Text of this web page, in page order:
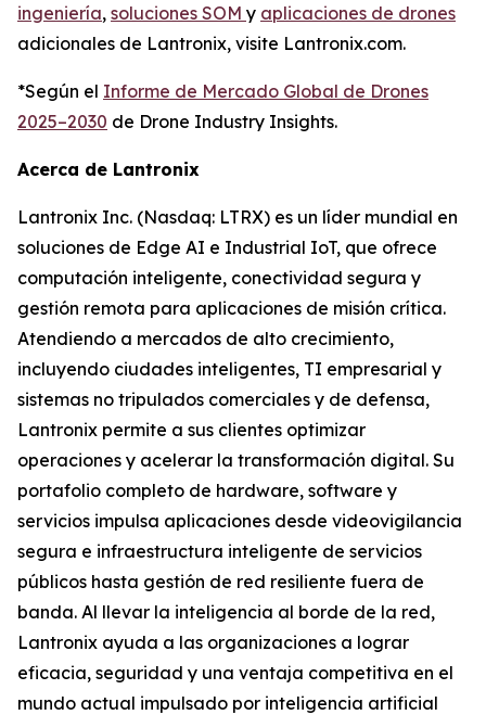
ingeniería, soluciones SOM y aplicaciones de drones
adicionales de Lantronix, visite Lantronix.com.
*Según el Informe de Mercado Global de Drones
2025–2030 de Drone Industry Insights.
Acerca de Lantronix
Lantronix Inc. (Nasdaq: LTRX) es un líder mundial en
soluciones de Edge AI e Industrial IoT, que ofrece
computación inteligente, conectividad segura y
gestión remota para aplicaciones de misión crítica.
Atendiendo a mercados de alto crecimiento,
incluyendo ciudades inteligentes, TI empresarial y
sistemas no tripulados comerciales y de defensa,
Lantronix permite a sus clientes optimizar
operaciones y acelerar la transformación digital. Su
portafolio completo de hardware, software y
servicios impulsa aplicaciones desde videovigilancia
segura e infraestructura inteligente de servicios
públicos hasta gestión de red resiliente fuera de
banda. Al llevar la inteligencia al borde de la red,
Lantronix ayuda a las organizaciones a lograr
eficacia, seguridad y una ventaja competitiva en el
mundo actual impulsado por inteligencia artificial